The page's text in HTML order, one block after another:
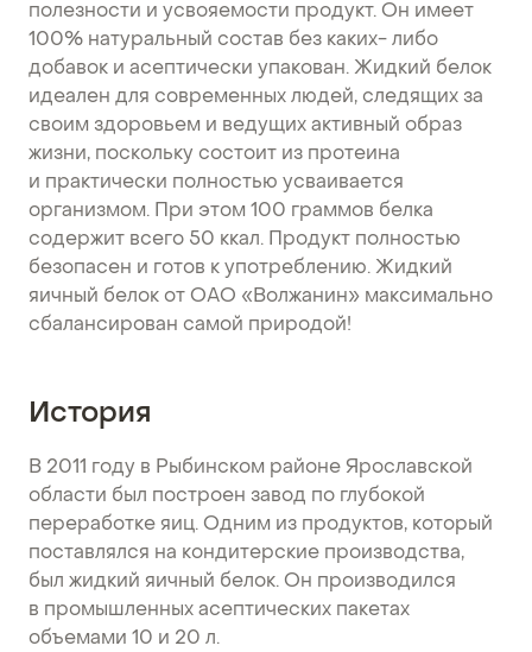
полезности и усвояемости продукт. Он имеет
100% натуральный состав без каких- либо
добавок и асептически упакован. Жидкий белок
идеален для современных людей, следящих за
своим здоровьем и ведущих активный образ
жизни, поскольку состоит из протеина
и практически полностью усваивается
организмом. При этом 100 граммов белка
содержит всего 50 ккал. Продукт полностью
безопасен и готов к употреблению. Жидкий
яичный белок от ОАО «Волжанин» максимально
сбалансирован самой природой!
История
В 2011 году в Рыбинском районе Ярославской
области был построен завод по глубокой
переработке яиц. Одним из продуктов, который
поставлялся на кондитерские производства,
был жидкий яичный белок. Он производился
в промышленных асептических пакетах
объемами 10 и 20 л.